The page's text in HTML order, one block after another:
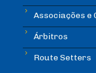
Associações e
Árbitros
Route Setters